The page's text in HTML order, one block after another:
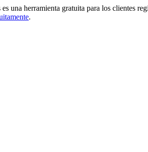
una herramienta gratuita para los clientes
.